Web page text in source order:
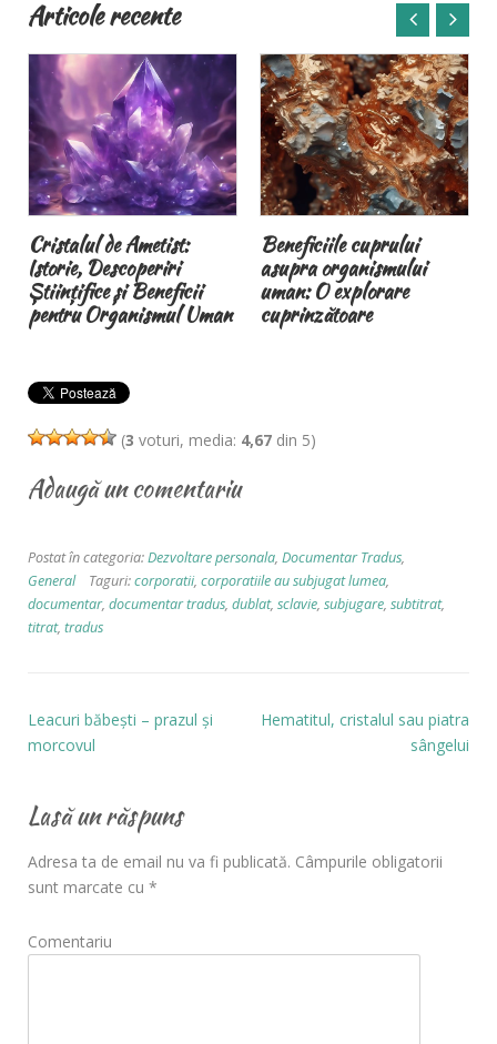
Articole recente
Beneficiile cuprului
asupra organismului
uman: O explorare
cuprinzătoare
Brățările magnetice
terapeutice și
magnetoterapia
(3 voturi, media: 4,67 din 5)
Adaugă un comentariu
Postat în categoria:Dezvoltare personala, Documentar Tradus,
General
Taguri:corporatii, corporatiile au subjugat lumea,
documentar, documentar tradus, dublat, sclavie, subjugare, subtitrat,
titrat, tradus
Leacuri băbești – prazul și
morcovul
Hematitul, cristalul sau piatra
sângelui
Lasă un răspuns
Adresa ta de email nu va fi publicată. Câmpurile obligatorii
sunt marcate cu *
Comentariu